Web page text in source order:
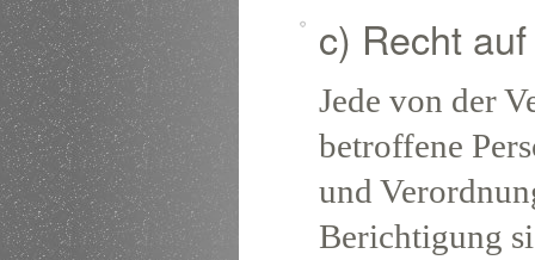
c) Recht
Jede von der
betroffene
und
Berichtigung